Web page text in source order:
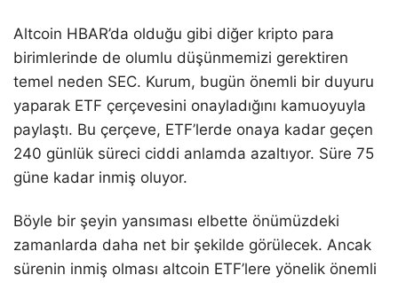
Altcoin HBAR’da olduğu gibi diğer kripto para
birimlerinde de olumlu düşünmemizi gerektiren
temel neden SEC. Kurum, bugün önemli bir duyuru
yaparak ETF çerçevesini onayladığını kamuoyuyla
paylaştı. Bu çerçeve, ETF’lerde onaya kadar geçen
240 günlük süreci ciddi anlamda azaltıyor. Süre 75
güne kadar inmiş oluyor.
Böyle bir şeyin yansıması elbette önümüzdeki
zamanlarda daha net bir şekilde görülecek. Ancak
sürenin inmiş olması altcoin ETF’lere yönelik önemli